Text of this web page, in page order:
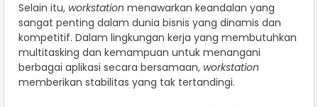
Selain itu, workstation menawarkan keandalan yang
sangat penting dalam dunia bisnis yang dinamis dan
kompetitif. Dalam lingkungan kerja yang membutuhkan
multitasking dan kemampuan untuk menangani
berbagai aplikasi secara bersamaan, workstation
memberikan stabilitas yang tak tertandingi.